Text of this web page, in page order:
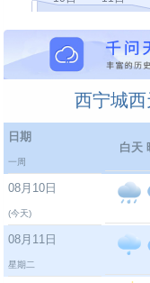
西宁城
日期
一周
白天
08月10日
(今天)
08月11日
星期二